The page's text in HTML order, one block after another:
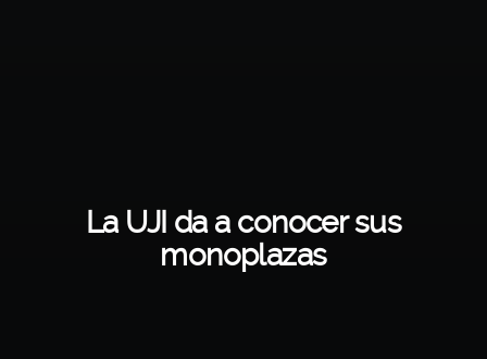
La UJI da a conocer sus
monoplazas